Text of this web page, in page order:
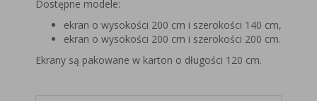
Dostępne modele:
ekran o wysokości 200 cm i szerokości 140 cm,
ekran o wysokości 200 cm i szerokości 200 cm.
Ekrany są pakowane w karton o długości 120 cm.